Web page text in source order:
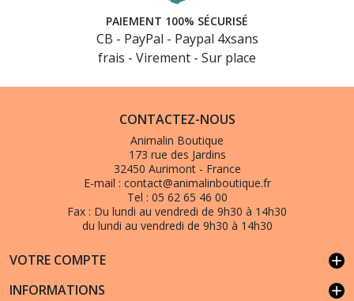
(1 avis)
PAIEMENT 100% SÉCURISÉ
CB - PayPal - Paypal 4xsans
frais - Virement - Sur place
CONTACTEZ-NOUS
Animalin Boutique
173 rue des Jardins
32450 Aurimont - France
E-mail : contact@animalinboutique.fr
Tel : 05 62 65 46 00
Fax : Du lundi au vendredi de 9h30 à 14h30
du lundi au vendredi de 9h30 à 14h30
VOTRE COMPTE add
INFORMATIONS add